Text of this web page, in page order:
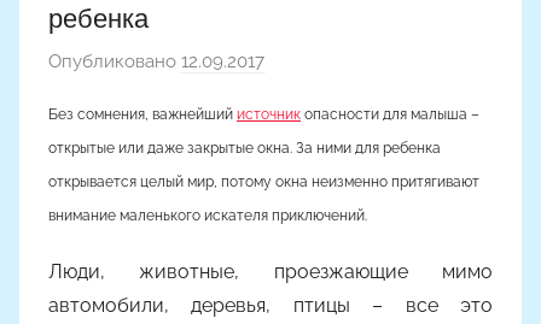
ребенка
Опубликовано 12.09.2017
т
о
р
о
A
l
Без сомнения, важнейший источник опасности для малыша –
открытые или даже закрытые окна. За ними для ребенка
открывается целый мир, потому окна неизменно притягивают
внимание маленького искателя приключений.
Люди, животные, проезжающие мимо
автомобили, деревья, птицы – все это